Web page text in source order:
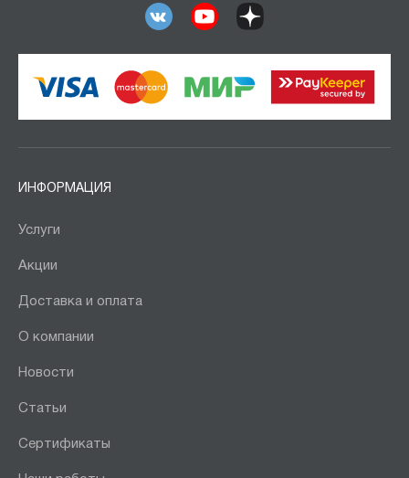
ИНФОРМАЦИЯ
Услуги
Акции
Доставка и оплата
О компании
Новости
Статьи
Сертификаты